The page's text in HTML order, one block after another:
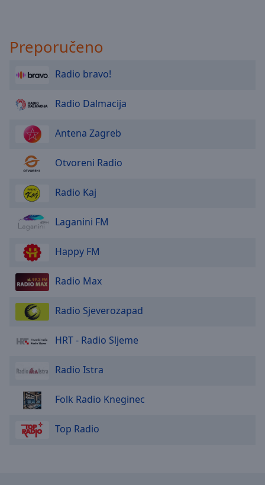
Preporučeno
Radio bravo!
Radio Dalmacija
Antena Zagreb
Otvoreni Radio
Radio Kaj
Laganini FM
Happy FM
Radio Max
Radio Sjeverozapad
HRT - Radio Sljeme
Radio Istra
Folk Radio Kneginec
Top Radio